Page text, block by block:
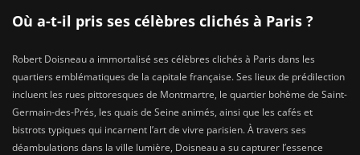
Où a-t-il pris ses célèbres clichés à Paris ?
Robert Doisneau a immortalisé ses célèbres clichés à Paris dans les
quartiers emblématiques de la capitale française. Ses lieux de prédilection
incluent les rues pittoresques de Montmartre, le quartier bohème de Saint-
Germain-des-Prés, les quais de Seine animés, ainsi que les cafés et
bistrots typiques qui incarnent l’art de vivre parisien. À travers ses
déambulations dans la ville lumière, Doisneau a su capturer l’essence